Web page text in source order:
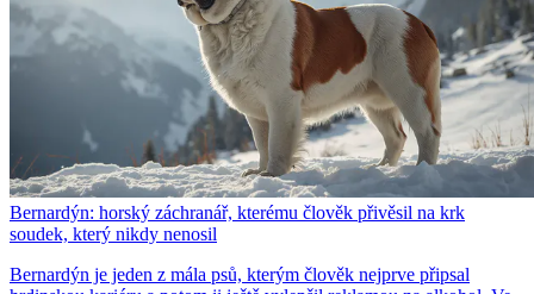
Bernardýn: horský záchranář, kterému člověk přivěsil na krk
soudek, který nikdy nenosil
Bernardýn je jeden z mála psů, kterým člověk nejprve připsal